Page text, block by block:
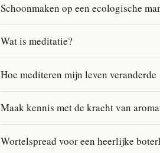
Schoonmaken op een ecologische
Wat is meditatie?
Hoe mediteren mijn leven veranderde
Maak kennis met de kracht van
Wortelspread voor een heerlijke